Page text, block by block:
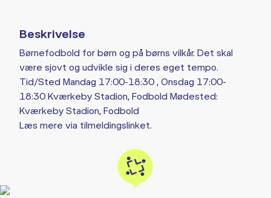
Beskrivelse
Børnefodbold for børn og på børns vilkår. Det skal
være sjovt og udvikle sig i deres eget tempo.
Tid/Sted Mandag 17:00-18:30 , Onsdag 17:00-
18:30 Kværkeby Stadion, Fodbold Mødested:
Kværkeby Stadion, Fodbold
Læs mere via tilmeldingslinket.